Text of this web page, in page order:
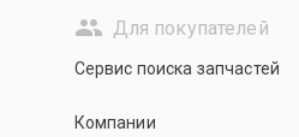
Для покупателей
Сервис поиска запчастей
Компании